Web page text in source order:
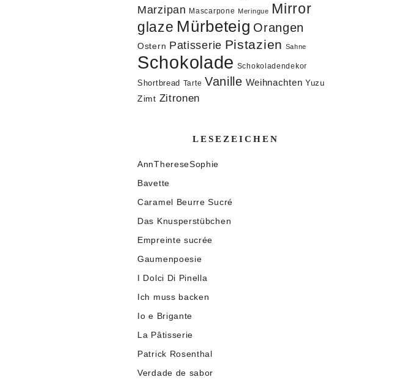
Marzipan Mascarpone Meringue Mirror
glaze Mürbeteig Orangen
Ostern Patisserie Pistazien Sahne
Schokolade Schokoladendekor
Shortbread Tarte Vanille Weihnachten Yuzu
Zimt Zitronen
LESEZEICHEN
AnnThereseSophie
Bavette
Caramel Beurre Sucré
Das Knusperstübchen
Empreinte sucrée
Gaumenpoesie
I Dolci Di Pinella
Ich muss backen
Io e Brigante
La Pâtisserie
Patrick Rosenthal
Verdade de sabor